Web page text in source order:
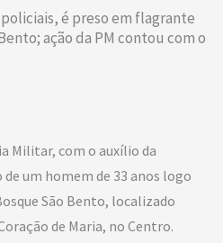
é preso em flagrante
ação da PM contou com o
Militar, com o auxílio da
um homem de 33 anos logo
São Bento, localizado
de Maria, no Centro.